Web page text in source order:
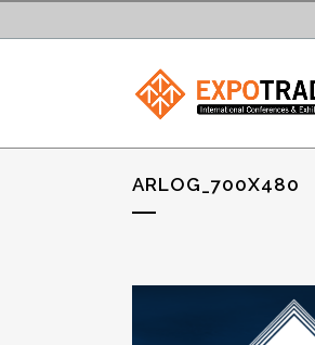
ARLOG_700X480